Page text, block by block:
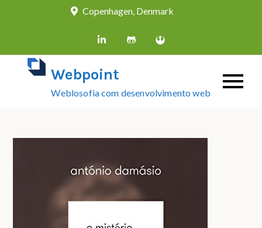
Copenhagen, Denmark
Webpoint
Weblosofia com desenvolvimento web